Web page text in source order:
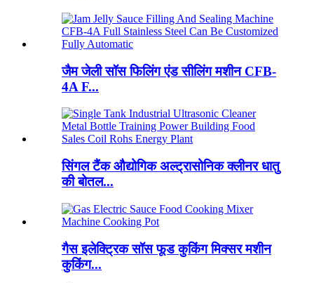
जैम जेली सॉस फिलिंग एंड सीलिंग मशीन CFB-
4A F...
सिंगल टैंक औद्योगिक अल्ट्रासोनिक क्लीनर धातु
की बोतल...
गैस इलेक्ट्रिक सॉस फूड कुकिंग मिक्सर मशीन
कुकिंग...